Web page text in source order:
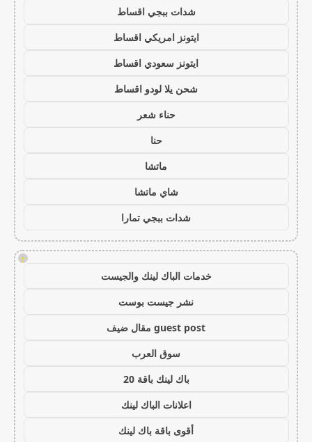
شدات ببجي اقساط
ايتونز امريكي اقساط
ايتونز سعودي اقساط
شحن يلا لودو اقساط
حناء شعر
حنا
ماتشا
شاي ماتشا
شدات ببجي تمارا
!
خدمات الباك لينك والجيست
نشر جيست بوست
guest post مقال ضيف
سوق العرب
باك لينك باقة 20
اعلانات الباك لينك
أقوى باقة باك لينك